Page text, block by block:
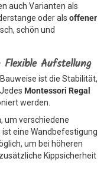
auch Varianten als
oder als offener
schön und
Aufstellung
ist die Stabilität,
Montessori Regal
werden.
um verschiedene
eine Wandbefestigung
um bei höheren
Kippsicherheit